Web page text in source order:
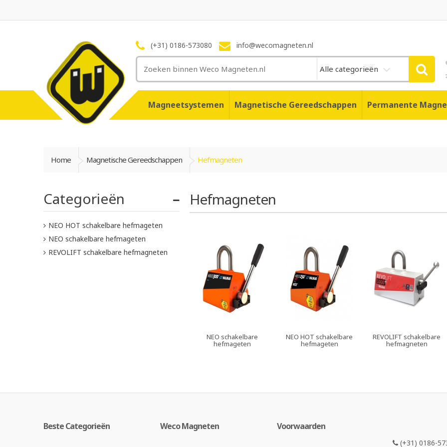
(+31) 0186-573080 info@wecomagneten.nl
Alle categorieën
Magneetsystemen Magnetische Gereedschappen Permanente
Home Magnetische Gereedschappen Hefmagneten
Categorieën
NEO HOT schakelbare hefmageten
NEO schakelbare hefmageten
REVOLIFT schakelbare hefmagneten
Hefmagneten
NEO schakelbare
hefmageten
NEO HOT schakelbare
hefmageten
REVOLIFT schakelbare
hefmagneten
(+31) 0186-
Beste Categorieën Weco Magneten Voorwaarden